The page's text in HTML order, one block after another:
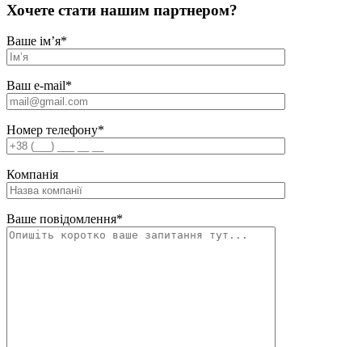
Хочете стати нашим партнером?
Ваше ім’я*
Ваш e-mail*
Номер телефону*
Компанія
Ваше повідомлення*